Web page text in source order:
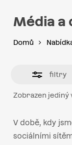
Média a
Domů
filtry
Zobrazen jediný
V době, kdy
sociálními